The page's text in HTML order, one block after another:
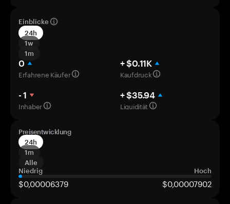
Einblicke
24h
1w
1m
0
Erfahrene Käufer
+ $0.11K
Kaufdruck
- 1
Inhaber
+ $35.94
Liquidität
Preisentwicklung
24h
1m
Alle
Niedrig
Hoch
$0,00006379 $0,00007902